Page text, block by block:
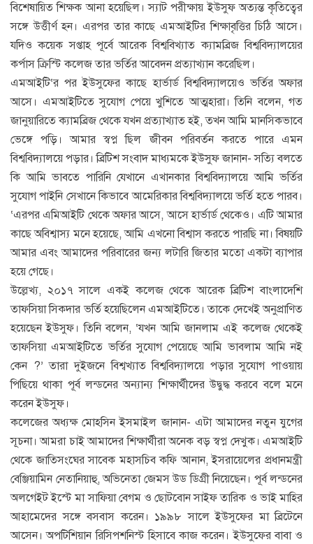
বিশেষায়িত শিক্ষক আনা হয়েছিল। স্যাট পরীক্ষায় ইউসুফ অত্যন্ত কৃতিত্বের
সঙ্গে উত্তীর্ণ হন। এরপর তার কাছে এমআইটির শিক্ষাবৃত্তির চিঠি আসে।
যদিও কয়েক সপ্তাহ পূর্বে আরেক বিশ্ববিখ্যাত ক্যামব্রিজ বিশ্ববিদ্যালয়ের
কর্পাস ক্রিস্টি কলেজ তার ভর্তির আবেদন প্রত্যাখ্যান করেছিল।
এমআইটি‘র পর ইউসুফের কাছে হার্ভার্ড বিশ্ববিদ্যালয়েও ভর্তির অফার
আসে। এমআইটিতে সুযোগ পেয়ে খুশিতে আত্মহারা। তিনি বলেন, গত
জানুয়ারিতে ক্যামব্রিজ থেকে যখন প্রত্যাখ্যাত হই, তখন আমি মানসিকভাবে
ভেঙ্গে পড়ি। আমার স্বপ্ন ছিল জীবন পরিবর্তন করতে পারে এমন
বিশ্ববিদ্যালয়ে পড়ার। ব্রিটিশ সংবাদ মাধ্যমকে ইউসুফ জানান- সত্যি বলতে
কি আমি ভাবতে পারিনি যেখানে এখানকার বিশ্ববিদ্যালয়ে আমি ভর্তির
সুযোগ পাইনি সেখানে কিভাবে আমেরিকার বিশ্ববিদ্যালয়ে ভর্তি হতে পারব।
‘এরপর এমিআইটি থেকে অফার আসে, আসে হার্ভার্ড থেকেও। এটি আমার
কাছে অবিশ্বাস্য মনে হয়েছে, আমি এখনো বিশ্বাস করতে পারছি না। বিষয়টি
আমার এবং আমাদের পরিবারের জন্য লটারি জিতার মতো একটা ব্যাপার
হয়ে গেছে।
উল্লেখ্য, ২০১৭ সালে একই কলেজ থেকে আরেক ব্রিটিশ বাংলাদেশি
তাফসিয়া সিকদার ভর্তি হয়েছিলেন এমআইটিতে। তাকে দেখেই অনুপ্রাণিত
হয়েছেন ইউসুফ। তিনি বলেন, ‘যখন আমি জানলাম এই কলেজ থেকেই
তাফসিয়া এমআইটিতে ভর্তির সুযোগ পেয়েছে আমি ভাবলাম আমি নই
কেন ?’ তারা দুইজনে বিশ্বখ্যাত বিশ্ববিদ্যালয়ে পড়ার সুযোগ পাওয়ায়
পিছিয়ে থাকা পূর্ব লন্ডনের অন্যান্য শিক্ষার্থীদের উদ্বুদ্ধ করবে বলে মনে
করেন ইউসুফ।
কলেজের অধ্যক্ষ মোহসিন ইসমাইল জানান- এটা আমাদের নতুন যুগের
সূচনা। আমরা চাই আমাদের শিক্ষার্থীরা অনেক বড় স্বপ্ন দেখুক। এমআইটি
থেকে জাতিসংঘের সাবেক মহাসচিব কফি আনান, ইসরায়েলের প্রধানমন্ত্রী
বেঞ্জিয়ামিন নেতানিয়াহু, অভিনেতা জেমস উড ডিগ্রী নিয়েছেন। পূর্ব লন্ডনের
অলগেইট ইস্টে মা সাফিয়া বেগম ও ছোটবোন সাইফ তারিক ও ভাই মাহির
আহামেদের সঙ্গে বসবাস করেন। ১৯৯৮ সালে ইউসুফের মা ব্রিটেনে
আসেন। অপটিশিয়ান রিসিপশনিস্ট হিসাবে কাজ করেন। ইউসুফের বাবা ও